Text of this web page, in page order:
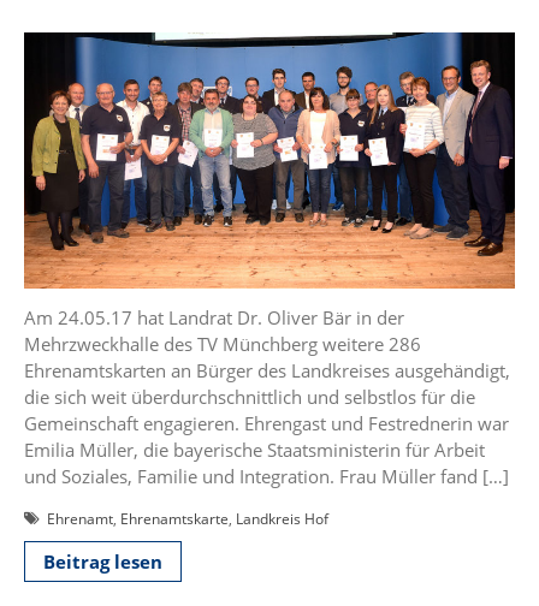
Am 24.05.17 hat Landrat Dr. Oliver Bär in der
Mehrzweckhalle des TV Münchberg weitere 286
Ehrenamtskarten an Bürger des Landkreises ausgehändigt,
die sich weit überdurchschnittlich und selbstlos für die
Gemeinschaft engagieren. Ehrengast und Festrednerin war
Emilia Müller, die bayerische Staatsministerin für Arbeit
und Soziales, Familie und Integration. Frau Müller fand […]
Ehrenamt, Ehrenamtskarte, Landkreis Hof
Beitrag lesen